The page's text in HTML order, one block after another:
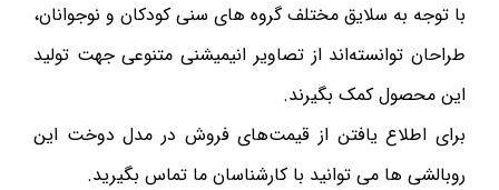
با توجه به سلایق مختلف گروه های سنی کودکان و نوجوانان،
طراحان توانسته‌اند از تصاویر انیمیشنی متنوعی جهت تولید
این محصول کمک بگیرند.
برای اطلاع یافتن از قیمت‌های فروش در مدل دوخت این
روبالشی ها می توانید با کارشناسان ما تماس بگیرید.